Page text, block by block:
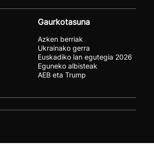
Gaurkotasuna
Azken berriak
Ukrainako gerra
Euskadiko lan egutegia 2026
Eguneko albisteak
AEB eta Trump